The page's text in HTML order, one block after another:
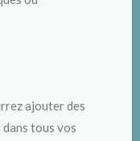
ajouter des
tous vos